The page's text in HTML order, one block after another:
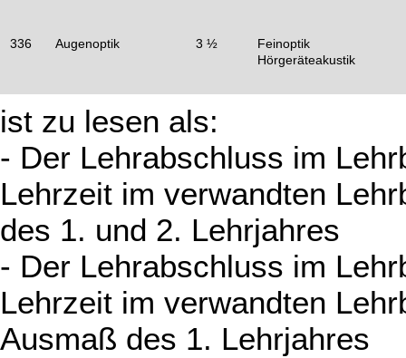
336 Augenoptik 3 ½
Feinoptik
Hörgeräteakustik
ist zu lesen als:
- Der Lehrabschluss im
Lehrzeit im verwandten
des 1. und 2. Lehrjahres
- Der Lehrabschluss im
Lehrzeit im verwandten
Ausmaß des 1. Lehrjahres